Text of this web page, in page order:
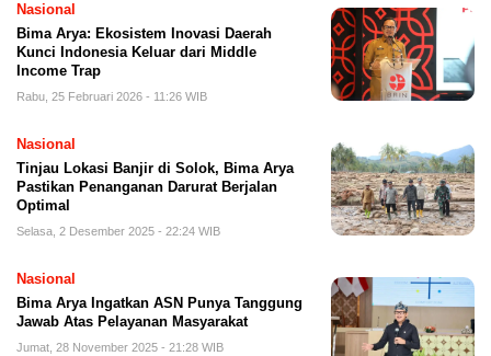
Nasional
Bima Arya: Ekosistem Inovasi Daerah
Kunci Indonesia Keluar dari Middle
Income Trap
Rabu, 25 Februari 2026 - 11:26 WIB
Nasional
Tinjau Lokasi Banjir di Solok, Bima Arya
Pastikan Penanganan Darurat Berjalan
Optimal
Selasa, 2 Desember 2025 - 22:24 WIB
Nasional
Bima Arya Ingatkan ASN Punya Tanggung
Jawab Atas Pelayanan Masyarakat
Jumat, 28 November 2025 - 21:28 WIB